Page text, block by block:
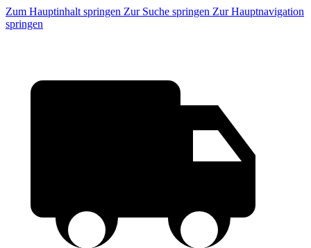
Zum Hauptinhalt springen Zur Suche springen Zur Hauptnavigation
springen